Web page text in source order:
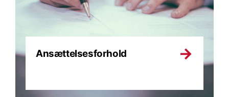
Ansættelsesforhold